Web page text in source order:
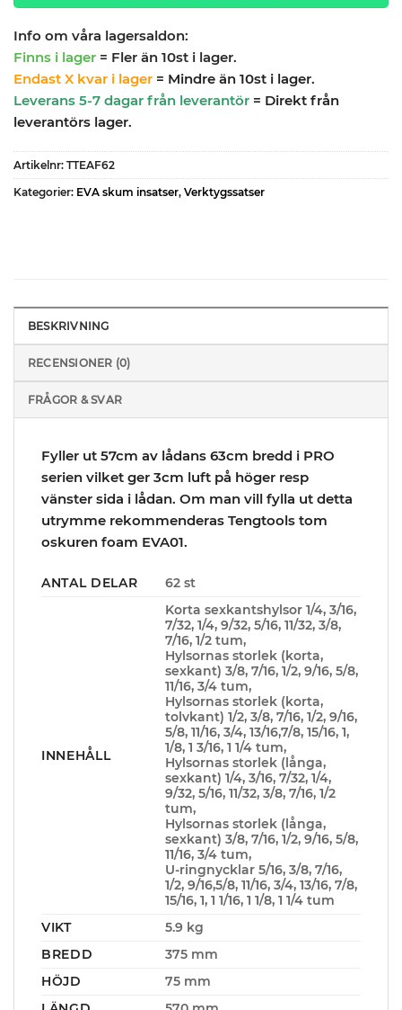
Info om våra lagersaldon:
Finns i lager = Fler än 10st i lager.
Endast X kvar i lager = Mindre än 10st i lager.
Leverans 5-7 dagar från leverantör = Direkt från
leverantörs lager.
Artikelnr: TTEAF62
Kategorier: EVA skum insatser, Verktygssatser
BESKRIVNING
RECENSIONER (0)
FRÅGOR & SVAR
Fyller ut 57cm av lådans 63cm bredd i PRO
serien vilket ger 3cm luft på höger resp
vänster sida i lådan. Om man vill fylla ut detta
utrymme rekommenderas Tengtools tom
oskuren foam EVA01.
ANTAL DELAR 62 st
INNEHÅLL
Korta sexkantshylsor 1/4, 3/16,
7/32, 1/4, 9/32, 5/16, 11/32, 3/8,
7/16, 1/2 tum,
Hylsornas storlek (korta,
sexkant) 3/8, 7/16, 1/2, 9/16, 5/8,
11/16, 3/4 tum,
Hylsornas storlek (korta,
tolvkant) 1/2, 3/8, 7/16, 1/2, 9/16,
5/8, 11/16, 3/4, 13/16,7/8, 15/16, 1,
1/8, 1 3/16, 1 1/4 tum,
Hylsornas storlek (långa,
sexkant) 1/4, 3/16, 7/32, 1/4,
9/32, 5/16, 11/32, 3/8, 7/16, 1/2
tum,
Hylsornas storlek (långa,
sexkant) 3/8, 7/16, 1/2, 9/16, 5/8,
11/16, 3/4 tum,
U-ringnycklar 5/16, 3/8, 7/16,
1/2, 9/16,5/8, 11/16, 3/4, 13/16, 7/8,
15/16, 1, 1 1/16, 1 1/8, 1 1/4 tum
VIKT
5.9 kg
BREDD
375 mm
HÖJD
75 mm